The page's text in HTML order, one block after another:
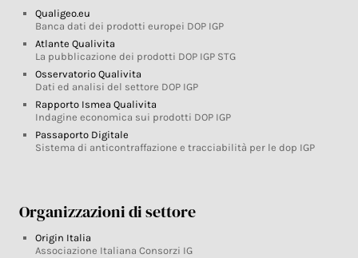
Qualigeo.eu
Banca dati dei prodotti europei DOP IGP
Atlante Qualivita
La pubblicazione dei prodotti DOP IGP STG
Osservatorio Qualivita
Dati ed analisi del settore DOP IGP
Rapporto Ismea Qualivita
Indagine economica sui prodotti DOP IGP
Passaporto Digitale
Sistema di anticontraffazione e tracciabilità per le dop IGP
Organizzazioni di settore
Origin Italia
Associazione Italiana Consorzi IG